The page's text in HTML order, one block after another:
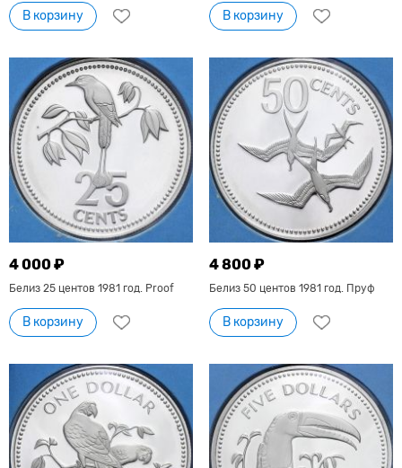
В корзину В корзину
4 000 ₽
Белиз 25 центов 1981 год. Proof
В корзину
4 800 ₽
Белиз 50 центов 1981 год. Пруф
В корзину